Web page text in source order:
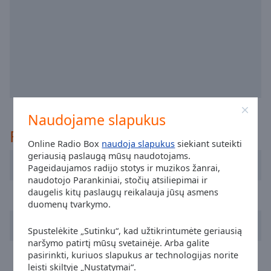
Naudojame slapukus
Online Radio Box naudoja slapukus siekiant suteikti
geriausią paslaugą mūsų naudotojams.
Pageidaujamos radijo stotys ir muzikos žanrai,
naudotojo Parankiniai, stočių atsiliepimai ir
daugelis kitų paslaugų reikalauja jūsų asmens
duomenų tvarkymo.
Spustelėkite „Sutinku“, kad užtikrintumėte geriausią
naršymo patirtį mūsų svetainėje. Arba galite
pasirinkti, kuriuos slapukus ar technologijas norite
leisti skiltyje „Nustatymai“.
Picture
modal
window.
Beginning
dialog
window.
Escape
Rekomenduojama
Cadena 100 Barcelona
Radio Aspe
Radio Nervión
Hit FM